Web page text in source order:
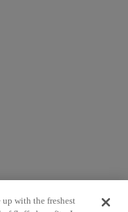
Litva Lotyšsko
with the freshest